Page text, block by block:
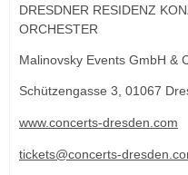
DRESDNER RESIDENZ
ORCHESTER
Malinovsky Events GmbH &
Schützengasse 3, 01067
www.concerts-dresden.com
tickets@concerts-